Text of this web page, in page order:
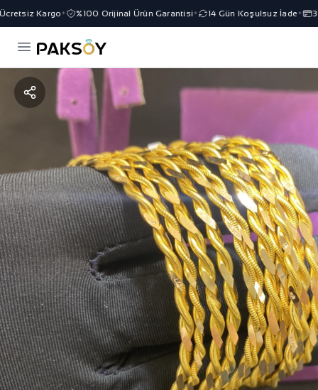
Kargo✦ %100 Orijinal Ürün Garantisi✦ 14 Gün Koşulsuz İade✦ 3